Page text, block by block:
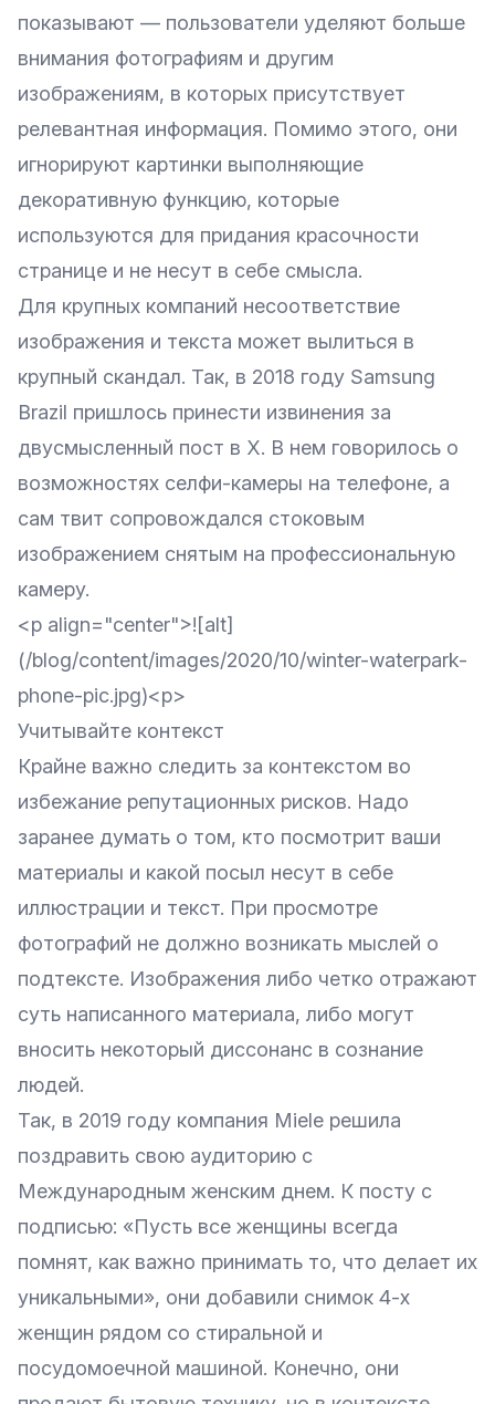
показывают — пользователи уделяют больше
внимания фотографиям и другим
изображениям, в которых присутствует
релевантная информация. Помимо этого, они
игнорируют картинки выполняющие
декоративную функцию, которые
используются для придания красочности
странице и не несут в себе смысла.
Для крупных компаний несоответствие
изображения и текста может вылиться в
крупный скандал. Так, в 2018 году Samsung
Brazil пришлось принести извинения за
двусмысленный пост в X. В нем говорилось о
возможностях селфи-камеры на телефоне, а
сам твит сопровождался стоковым
изображением снятым на профессиональную
камеру.
<p align="center">![alt]
(/blog/content/images/2020/10/winter-waterpark-
phone-pic.jpg)<p>
Учитывайте контекст
Крайне важно следить за контекстом во
избежание репутационных рисков. Надо
заранее думать о том, кто посмотрит ваши
материалы и какой посыл несут в себе
иллюстрации и текст. При просмотре
фотографий не должно возникать мыслей о
подтексте. Изображения либо четко отражают
суть написанного материала, либо могут
вносить некоторый диссонанс в сознание
людей.
Так, в 2019 году компания Miele решила
поздравить свою аудиторию с
Международным женским днем. К посту с
подписью: «Пусть все женщины всегда
помнят, как важно принимать то, что делает их
уникальными», они добавили снимок 4-х
женщин рядом со стиральной и
посудомоечной машиной. Конечно, они